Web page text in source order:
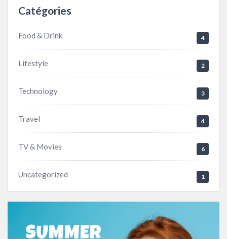
Catégories
Food & Drink 4
Lifestyle 2
Technology 3
Travel 4
TV & Movies 6
Uncategorized 1